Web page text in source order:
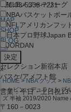
TEL:03-5338-7231
MAP
SHOP
BLOG
セレクション新宿本店
バスケ/アメフト館
営業：平日・土日祝
〒160－0023
MLBメジャーリーグ
NBAバスケットボー
NFL アメリカンフッ
日本プロ野球Japan
JORDAN
x
HOME NBA グッズ
ケビン・デュラント ブ
ズ 半袖 2019/2020